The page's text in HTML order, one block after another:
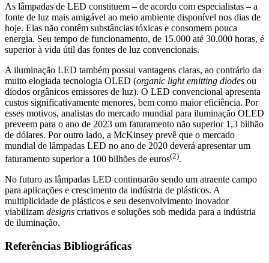
As lâmpadas de LED constituem – de acordo com especialistas – a
fonte de luz mais amigável ao meio ambiente disponível nos dias de
hoje. Elas não contêm substâncias tóxicas e consomem pouca
energia. Seu tempo de funcionamento, de 15.000 até 30.000 horas, é
superior à vida útil das fontes de luz convencionais.
A iluminação LED também possui vantagens claras, ao contrário da
muito elogiada tecnologia OLED (organic light emitting diodes ou
diodos orgânicos emissores de luz). O LED convencional apresenta
custos significativamente menores, bem como maior eficiência. Por
esses motivos, analistas do mercado mundial para iluminação OLED
preveem para o ano de 2023 um faturamento não superior 1,3 bilhão
de dólares. Por outro lado, a McKinsey prevê que o mercado
mundial de lâmpadas LED no ano de 2020 deverá apresentar um
faturamento superior a 100 bilhões de euros(2).
No futuro as lâmpadas LED continuarão sendo um atraente campo
para aplicações e crescimento da indústria de plásticos. A
multiplicidade de plásticos e seu desenvolvimento inovador
viabilizam designs criativos e soluções sob medida para a indústria
de iluminação.
Referências Bibliográficas